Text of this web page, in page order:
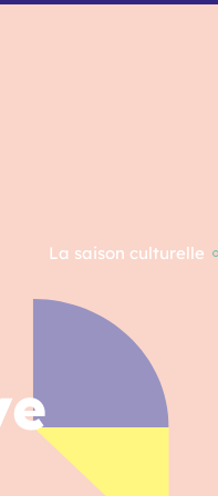
La saison culturelle